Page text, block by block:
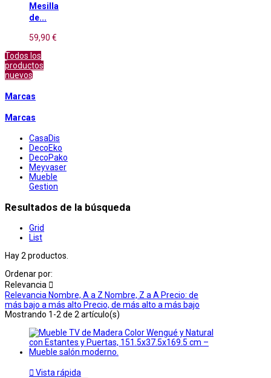
Mesilla
de...
59,90 €
Todos los
productos
nuevos
Marcas
Marcas
CasaDis
DecoEko
DecoPako
Meyvaser
Mueble
Gestion
Resultados de la búsqueda
Grid
List
Hay 2 productos.
Ordenar por:
Relevancia 
Relevancia Nombre, A a Z Nombre, Z a A Precio: de
más bajo a más alto Precio, de más alto a más bajo
Mostrando 1-2 de 2 artículo(s)
 Vista rápida